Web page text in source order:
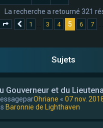
La recherche a retourné 321
Page sur17
Précédent
1 … 3 4 5 6 7 …
Sujets
Gouverneur et du
Ohriane « 07 nov.
Baronnie de Lighthaven